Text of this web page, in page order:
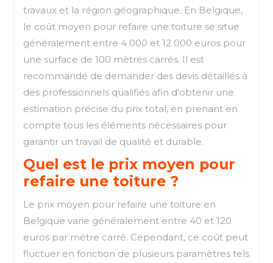
travaux et la région géographique. En Belgique,
le coût moyen pour refaire une toiture se situe
généralement entre 4 000 et 12 000 euros pour
une surface de 100 mètres carrés. Il est
recommandé de demander des devis détaillés à
des professionnels qualifiés afin d’obtenir une
estimation précise du prix total, en prenant en
compte tous les éléments nécessaires pour
garantir un travail de qualité et durable.
Quel est le prix moyen pour
refaire une toiture ?
Le prix moyen pour refaire une toiture en
Belgique varie généralement entre 40 et 120
euros par mètre carré. Cependant, ce coût peut
fluctuer en fonction de plusieurs paramètres tels